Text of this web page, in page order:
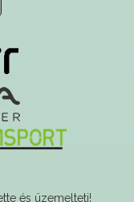
és üzemelteti!